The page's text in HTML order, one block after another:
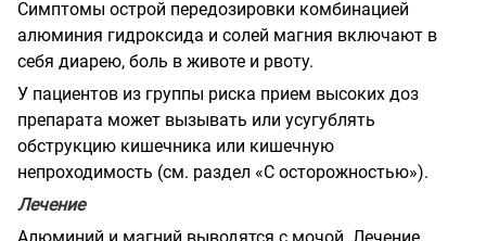
Симптомы острой передозировки комбинацией
алюминия гидроксида и солей магния включают в
себя диарею, боль в животе и рвоту.
У пациентов из группы риска прием высоких доз
препарата может вызывать или усугублять
обструкцию кишечника или кишечную
непроходимость (см. раздел «С осторожностью»).
Лечение